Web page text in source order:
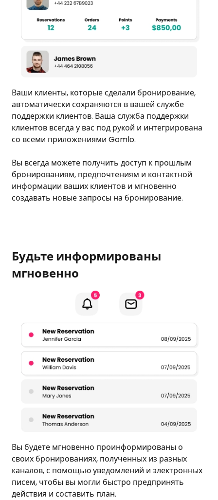
Ваши клиенты, которые сделали бронирование,
автоматически сохраняются в вашей службе
поддержки клиентов. Ваша служба поддержки
клиентов всегда у вас под рукой и интегрирована
со всеми приложениями Gomlo.
Вы всегда можете получить доступ к прошлым
бронированиям, предпочтениям и контактной
информации ваших клиентов и мгновенно
создавать новые запросы на бронирование.
Будьте информированы
мгновенно
Вы будете мгновенно проинформированы о
своих бронированиях, полученных из разных
каналов, с помощью уведомлений и электронных
писем, чтобы вы могли быстро предпринять
действия и составить план.